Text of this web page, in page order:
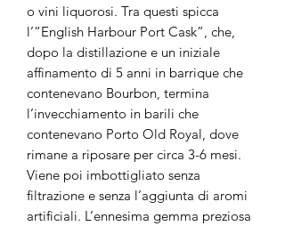
o vini liquorosi. Tra questi spicca
l’“English Harbour Port Cask”, che,
dopo la distillazione e un iniziale
affinamento di 5 anni in barrique che
contenevano Bourbon, termina
l’invecchiamento in barili che
contenevano Porto Old Royal, dove
rimane a riposare per circa 3-6 mesi.
Viene poi imbottigliato senza
filtrazione e senza l’aggiunta di aromi
artificiali. L’ennesima gemma preziosa